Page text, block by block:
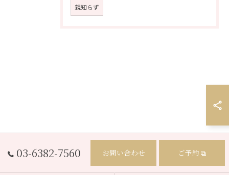
親知らず
03-6382-7560 お問い合わせ ご予約